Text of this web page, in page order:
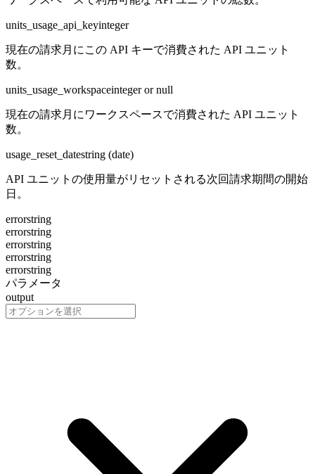
units_usage_api_keyinteger
現在の請求月にこの API キーで消費された API ユニット
数。
units_usage_workspaceinteger or null
現在の請求月にワークスペースで消費された API ユニット
数。
usage_reset_datestring (date)
API ユニットの使用量がリセットされる次回請求期間の開始
日。
errorstring
errorstring
errorstring
errorstring
errorstring
パラメータ
output